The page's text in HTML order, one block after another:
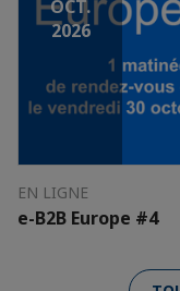
OCT.
2026
EN LIGNE
e-B2B Europe #4